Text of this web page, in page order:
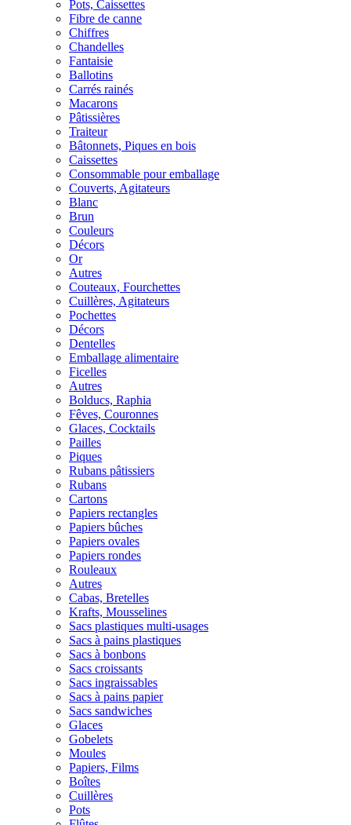
Pots, Caissettes
Fibre de canne
Chiffres
Chandelles
Fantaisie
Ballotins
Carrés rainés
Macarons
Pâtissières
Traiteur
Bâtonnets, Piques en bois
Caissettes
Consommable pour emballage
Couverts, Agitateurs
Blanc
Brun
Couleurs
Décors
Or
Autres
Couteaux, Fourchettes
Cuillères, Agitateurs
Pochettes
Décors
Dentelles
Emballage alimentaire
Ficelles
Autres
Bolducs, Raphia
Fêves, Couronnes
Glaces, Cocktails
Pailles
Piques
Rubans pâtissiers
Rubans
Cartons
Papiers rectangles
Papiers bûches
Papiers ovales
Papiers rondes
Rouleaux
Autres
Cabas, Bretelles
Krafts, Mousselines
Sacs plastiques multi-usages
Sacs à pains plastiques
Sacs à bonbons
Sacs croissants
Sacs ingraissables
Sacs à pains papier
Sacs sandwiches
Glaces
Gobelets
Moules
Papiers, Films
Boîtes
Cuillères
Pots